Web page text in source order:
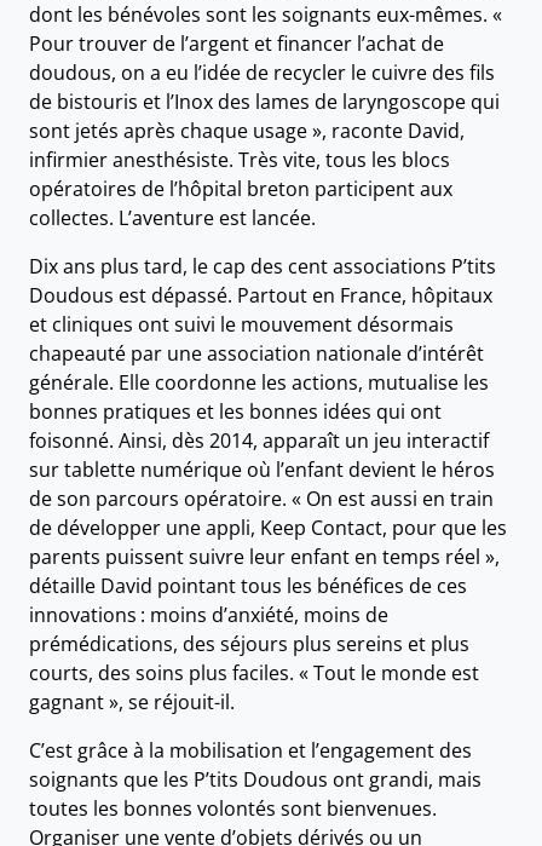
dont les bénévoles sont les soignants eux-mêmes. «
Pour trouver de l’argent et financer l’achat de
doudous, on a eu l’idée de recycler le cuivre des fils
de bistouris et l’Inox des lames de laryngoscope qui
sont jetés après chaque usage », raconte David,
infirmier anesthésiste. Très vite, tous les blocs
opératoires de l’hôpital breton participent aux
collectes. L’aventure est lancée.
Dix ans plus tard, le cap des cent associations P’tits
Doudous est dépassé. Partout en France, hôpitaux
et cliniques ont suivi le mouvement désormais
chapeauté par une association nationale d’intérêt
générale. Elle coordonne les actions, mutualise les
bonnes pratiques et les bonnes idées qui ont
foisonné. Ainsi, dès 2014, apparaît un jeu interactif
sur tablette numérique où l’enfant devient le héros
de son parcours opératoire. « On est aussi en train
de développer une appli, Keep Contact, pour que les
parents puissent suivre leur enfant en temps réel »,
détaille David pointant tous les bénéfices de ces
innovations : moins d’anxiété, moins de
prémédications, des séjours plus sereins et plus
courts, des soins plus faciles. « Tout le monde est
gagnant », se réjouit-il.
C’est grâce à la mobilisation et l’engagement des
soignants que les P’tits Doudous ont grandi, mais
toutes les bonnes volontés sont bienvenues.
Organiser une vente d’objets dérivés ou un